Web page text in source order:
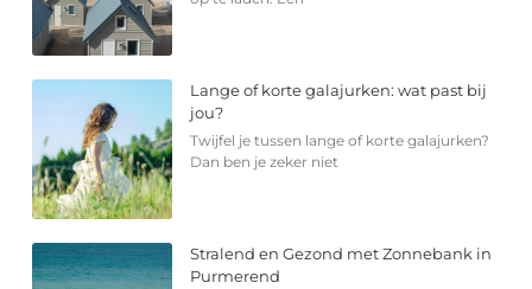
Lange of korte galajurken: wat past bij
jou?
Twijfel je tussen lange of korte galajurken?
Dan ben je zeker niet
Stralend en Gezond met Zonnebank in
Purmerend